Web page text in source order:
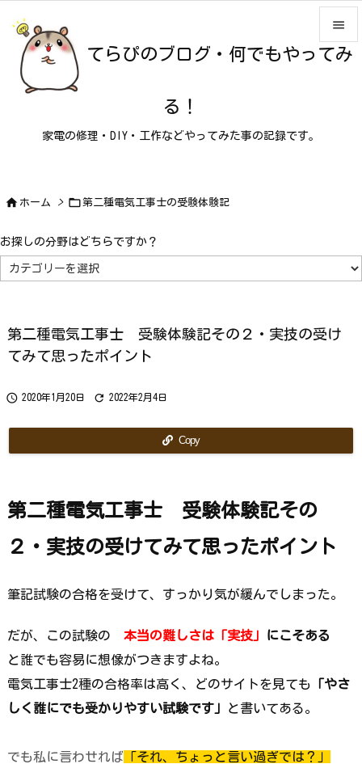


てらぴのブログ・何でもやってみ
る！
家電の修理・DIY・工作などやってみた事の記録です。
 ホーム >  第二種電気工事士の受験体験記
お探しの分野はどちらですか？
探
し
は
ど
ち
か？
第二種電気工事士 受験体験記その２・実技の受け
てみて思ったポイント
 2020年1月20日  2022年2月4日
Copy
第二種電気工事士 受験体験記その
２・実技の受けてみて思ったポイント
筆記試験の合格を受けて、すっかり気が緩んでしまった。
だが、 この試験の 本当の難しさは「実技」
にこそある
と誰でも容易に想像がつきますよね。
電気工事士2種の合格率は高く、どのサイトを見ても
「やさ
しく誰にでも受かりやすい試験です」
と書いてある。
でも私に言わせれば 「それ、ちょっと言い過ぎでは？」